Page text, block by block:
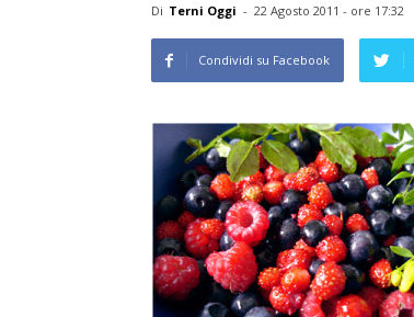
Di Terni Oggi - 22 Agosto 2011 - ore 17:32
Condividi su Facebook